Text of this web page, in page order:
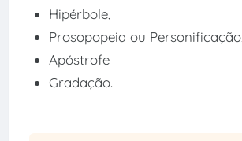
Hipérbole,
Prosopopeia ou Personificação,
Apóstrofe
Gradação.